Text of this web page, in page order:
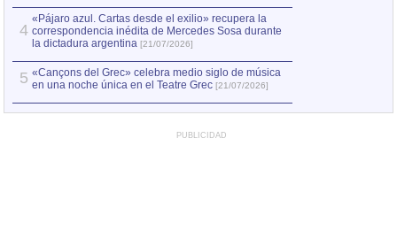
4
«Pájaro azul. Cartas desde el exilio» recupera la
correspondencia inédita de Mercedes Sosa durante
la dictadura argentina [21/07/2026]
5 «Cançons del Grec» celebra medio siglo de música
en una noche única en el Teatre Grec [21/07/2026]
PUBLICIDAD